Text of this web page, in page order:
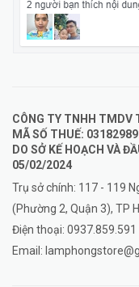
CÔNG TY TNHH TMDV
MÃ SỐ THUẾ:
DO SỞ KẾ HOẠCH VÀ
05/02/2024
Trụ sở chính: 117 - 119
(Phường 2, Quận 3), TP
Điện thoại: 0937.859.591
Email: